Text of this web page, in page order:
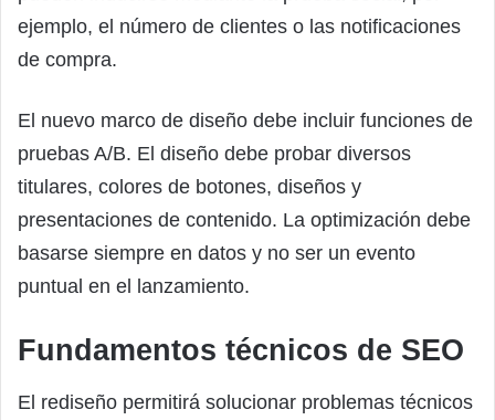
ejemplo, el número de clientes o las notificaciones
de compra.
El nuevo marco de diseño debe incluir funciones de
pruebas A/B. El diseño debe probar diversos
titulares, colores de botones, diseños y
presentaciones de contenido. La optimización debe
basarse siempre en datos y no ser un evento
puntual en el lanzamiento.
Fundamentos técnicos de SEO
El rediseño permitirá solucionar problemas técnicos